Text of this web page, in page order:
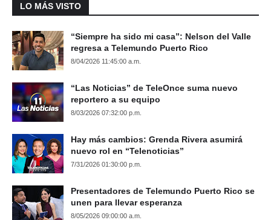
LO MÁS VISTO
“Siempre ha sido mi casa”: Nelson del Valle
regresa a Telemundo Puerto Rico
8/04/2026 11:45:00 a.m.
“Las Noticias” de TeleOnce suma nuevo
reportero a su equipo
8/03/2026 07:32:00 p.m.
Hay más cambios: Grenda Rivera asumirá
nuevo rol en “Telenoticias”
7/31/2026 01:30:00 p.m.
Presentadores de Telemundo Puerto Rico se
unen para llevar esperanza
8/05/2026 09:00:00 a.m.